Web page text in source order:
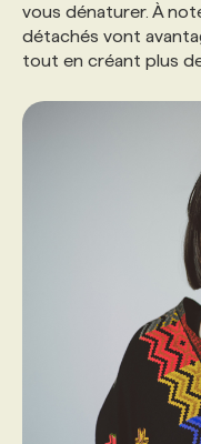
vous dénaturer. À
détachés vont
tout en créant plus